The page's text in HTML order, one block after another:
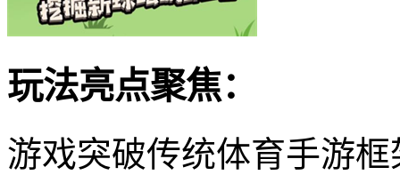
玩法亮点聚焦：
游戏突破传统体育手游